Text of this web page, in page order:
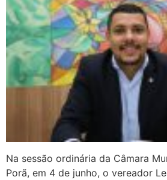
Na sessão ordinária da Câmara
Porã, em 4 de junho, o vereador